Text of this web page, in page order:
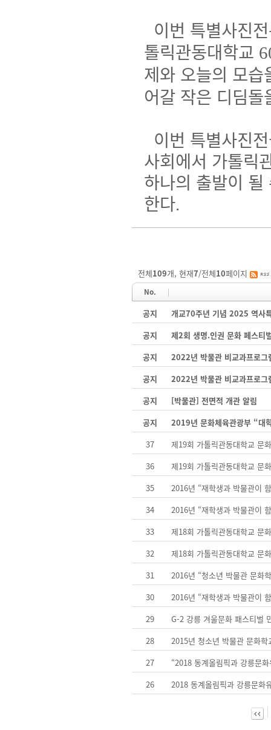
이번 특별사진
톨릭관동대학교
제와 오늘의 모습
어갈 작은 디딤
이번 특별사진
사회에서 가톨릭
하나의 출발이
한다.
전체109개, 현재7/전체10페이지
No.
공지
개교70주년 기념 2025 역사
공지
제2회 생명.인권 문화 페스티
공지
2022년 박물관 비교과프로
공지
2022년 박물관 비교과프로
공지
[박물관] 전면적 개관 알림
공지
2019년 문화체육관광부 “대
37
제19회 가톨릭관동대학교 문
36
제19회 가톨릭관동대학교 문
35
2016년 “재학생과 박물관이
34
2016년 “재학생과 박물관이
33
제18회 가톨릭관동대학교 문
32
제18회 가톨릭관동대학교 문
31
2016년 “청소년 박물관 문화
30
2016년 “재학생과 박물관이
29
G-2 강릉 겨울문화 패스티벌
28
2015년 청소년 박물관 문화학
27
“2018 동계올림픽과 강릉문
26
2018 동계올림픽과 강릉문화